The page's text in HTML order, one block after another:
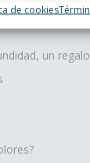
de cookies
un